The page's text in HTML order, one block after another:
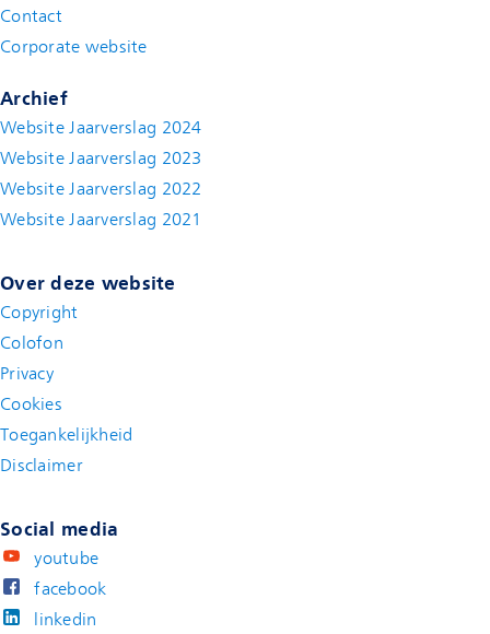
Contact
Corporate website
Archief
Website Jaarverslag 2024
Website Jaarverslag 2023
Website Jaarverslag 2022
Website Jaarverslag 2021
Over deze website
Copyright
Colofon
Privacy
Cookies
Toegankelijkheid
Disclaimer(new window)
Social media
youtube
facebook
linkedin